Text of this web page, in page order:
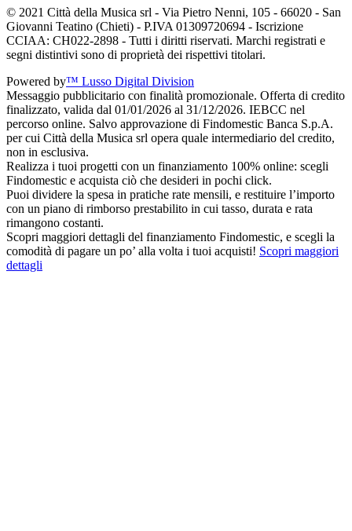
© 2021 Città della Musica srl - Via Pietro Nenni, 105 - 66020 - San
Giovanni Teatino (Chieti) - P.IVA 01309720694 - Iscrizione
CCIAA: CH022-2898 - Tutti i diritti riservati. Marchi registrati e
segni distintivi sono di proprietà dei rispettivi titolari.
Powered by™ Lusso Digital Division
Messaggio pubblicitario con finalità promozionale. Offerta di credito
finalizzato, valida dal 01/01/2026 al 31/12/2026. IEBCC nel
percorso online. Salvo approvazione di Findomestic Banca S.p.A.
per cui Città della Musica srl opera quale intermediario del credito,
non in esclusiva.
Realizza i tuoi progetti con un finanziamento 100% online: scegli
Findomestic e acquista ciò che desideri in pochi click.
Puoi dividere la spesa in pratiche rate mensili, e restituire l’importo
con un piano di rimborso prestabilito in cui tasso, durata e rata
rimangono costanti.
Scopri maggiori dettagli del finanziamento Findomestic, e scegli la
comodità di pagare un po’ alla volta i tuoi acquisti! Scopri maggiori
dettagli